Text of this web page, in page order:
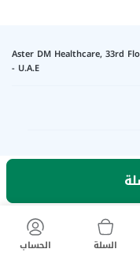
Aster DM Healthcare, 33rd
- U.A.E
130325
السلة الحساب